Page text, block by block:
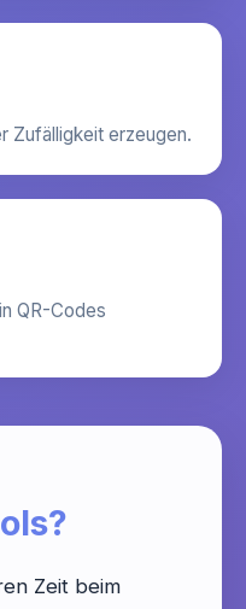
Zufälligkeit erzeugen.
QR-Codes
Zeit beim